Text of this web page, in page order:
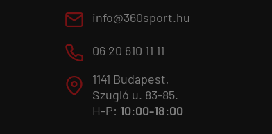
E info@360sport.hu
M 06 20 610 11 11
T
1141 Budapest,
Szugló u. 83-85.
H-P: 10:00-18:00